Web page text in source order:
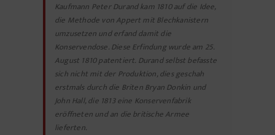
Kaufmann Peter Durand kam 1810 auf die Idee,
die Methode von Appert mit Blechkanistern
umzusetzen und erfand damit die
Konservendose. Diese Erfindung wurde am 25.
August 1810 patentiert. Durand selbst befasste
sich nicht mit der Produktion, dies geschah
erstmals durch die Briten Bryan Donkin und
John Hall, die 1813 eine Konservenfabrik
eröffneten und an die britische Armee
lieferten.